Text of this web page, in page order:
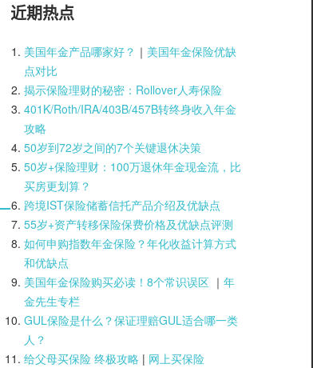
近期热点
美国年金产品哪家好？ ｜ 美国年金保险优缺
点对比
揭示保险理财的秘密：Rollover人寿保险
401K/Roth/IRA/403B/457B转终身收入年金
攻略
50岁到72岁之间的7个关键退休决策
50岁+保险理财：100万退休年金现金流，比
买房更划算？
跨境IST保险储蓄信托产品介绍及优缺点
55岁+资产转移保险保费价格及优缺点评测
如何申购指数年金保险？年化收益计算方式
和优缺点
美国年金保险购买必读！8个常识误区 ｜ 年
金先生专栏
GUL保险是什么？保证理赔GUL适合哪一类
人？
给父母买保险 终极攻略 | 网上买保险